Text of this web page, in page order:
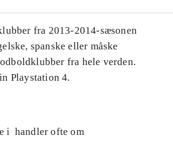
fra 2013-2014-sæsonen
spanske eller måske
fra hele verden.
Playstation 4.
i handler ofte om